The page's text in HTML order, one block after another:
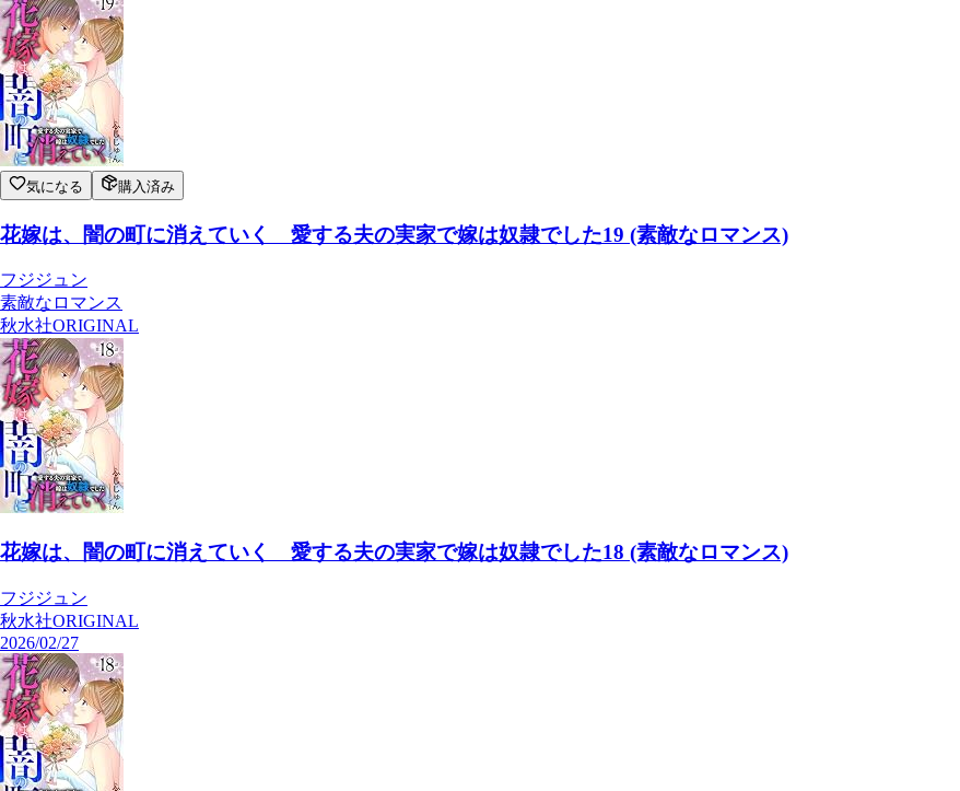
気になる 購入済み
花嫁は、闇の町に消えていく 愛する夫の実家で嫁は奴隷でした19 (素敵なロマンス)
フジジュン
素敵なロマンス
秋水社ORIGINAL
花嫁は、闇の町に消えていく 愛する夫の実家で嫁は奴隷でした18 (素敵なロマンス)
フジジュン
秋水社ORIGINAL
2026/02/27